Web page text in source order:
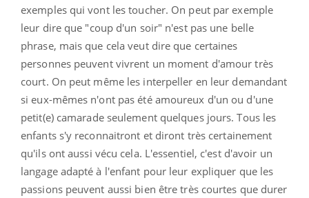
exemples qui vont les toucher. On peut par exemple
leur dire que "coup d'un soir" n'est pas une belle
phrase, mais que cela veut dire que certaines
personnes peuvent vivrent un moment d'amour très
court. On peut même les interpeller en leur demandant
si eux-mêmes n'ont pas été amoureux d'un ou d'une
petit(e) camarade seulement quelques jours. Tous les
enfants s'y reconnaitront et diront très certainement
qu'ils ont aussi vécu cela. L'essentiel, c'est d'avoir un
langage adapté à l'enfant pour leur expliquer que les
passions peuvent aussi bien être très courtes que durer